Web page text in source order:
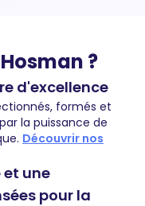
?
d'excellence
formés et
la puissance de
Découvrir nos
une
pour la